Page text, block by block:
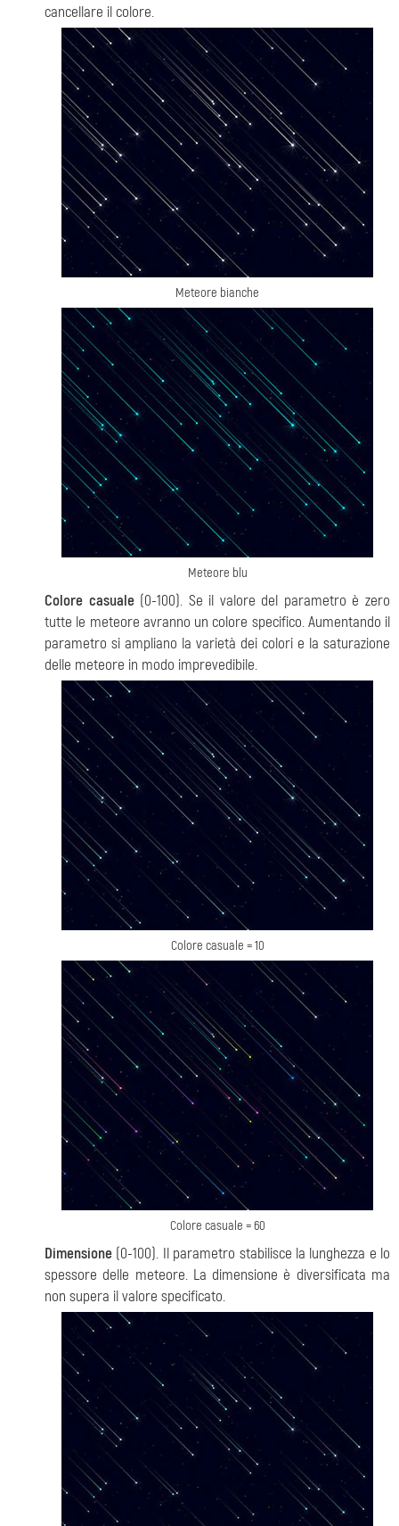
cancellare il colore.
Meteore bianche
Meteore blu
Colore casuale(0-100). Se il valore del parametro è zero
tutte le meteore avranno un colore specifico. Aumentando il
parametro si ampliano la varietà dei colori e la saturazione
delle meteore in modo imprevedibile.
Colore casuale = 10
Colore casuale = 60
Dimensione (0-100). Il parametro stabilisce la lunghezza e lo
spessore delle meteore. La dimensione è diversificata ma
non supera il valore specificato.